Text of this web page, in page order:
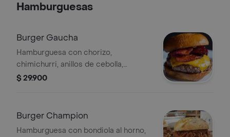
Hamburguesas
Burger Gaucha
Hamburguesa con chorizo,
chimichurri, anillos de cebolla,
guacamole y queso mozzarella.
$ 29.900
Burger Champion
Hamburguesa con bondiola al horno,